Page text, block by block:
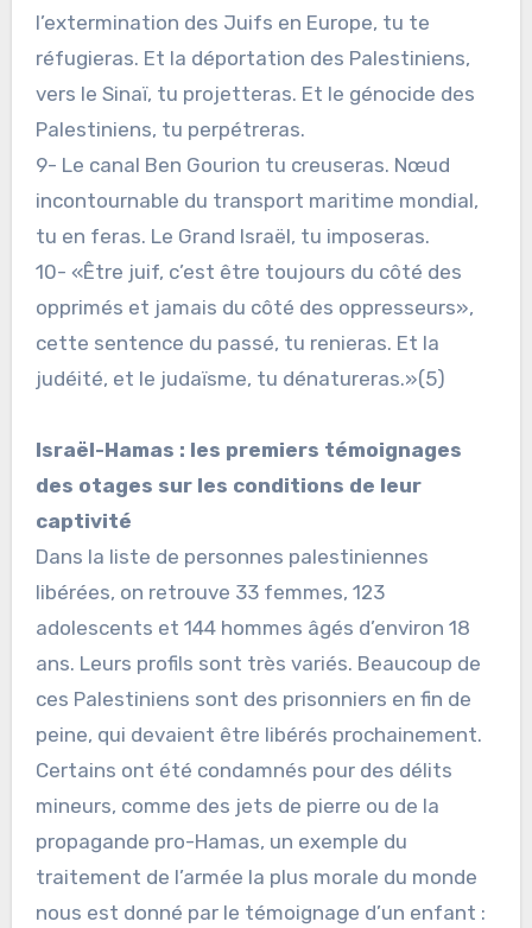
l’extermination des Juifs en Europe, tu te
réfugieras. Et la déportation des Palestiniens,
vers le Sinaï, tu projetteras. Et le génocide des
Palestiniens, tu perpétreras.
9- Le canal Ben Gourion tu creuseras. Nœud
incontournable du transport maritime mondial,
tu en feras. Le Grand Israël, tu imposeras.
10- «Être juif, c’est être toujours du côté des
opprimés et jamais du côté des oppresseurs»,
cette sentence du passé, tu renieras. Et la
judéité, et le judaïsme, tu dénatureras.»(5)
Israël-Hamas : les premiers témoignages
des otages sur les conditions de leur
captivité
Dans la liste de personnes palestiniennes
libérées, on retrouve 33 femmes, 123
adolescents et 144 hommes âgés d’environ 18
ans. Leurs profils sont très variés. Beaucoup de
ces Palestiniens sont des prisonniers en fin de
peine, qui devaient être libérés prochainement.
Certains ont été condamnés pour des délits
mineurs, comme des jets de pierre ou de la
propagande pro-Hamas, un exemple du
traitement de l’armée la plus morale du monde
nous est donné par le témoignage d’un enfant :